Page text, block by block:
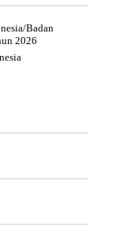
Badan
2026